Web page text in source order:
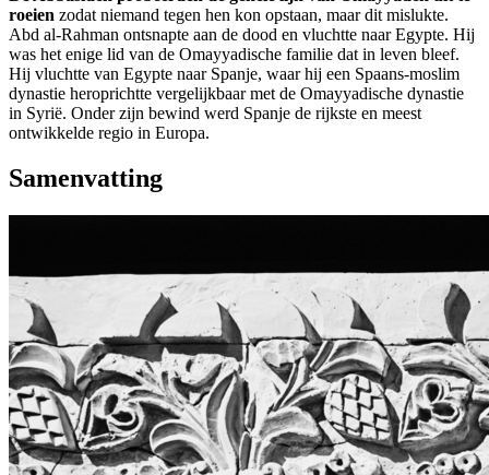
roeien zodat niemand tegen hen kon opstaan, maar dit mislukte.
Abd al-Rahman ontsnapte aan de dood en vluchtte naar Egypte. Hij
was het enige lid van de Omayyadische familie dat in leven bleef.
Hij vluchtte van Egypte naar Spanje, waar hij een Spaans-moslim
dynastie heroprichtte vergelijkbaar met de Omayyadische dynastie
in Syrië. Onder zijn bewind werd Spanje de rijkste en meest
ontwikkelde regio in Europa.
Samenvatting